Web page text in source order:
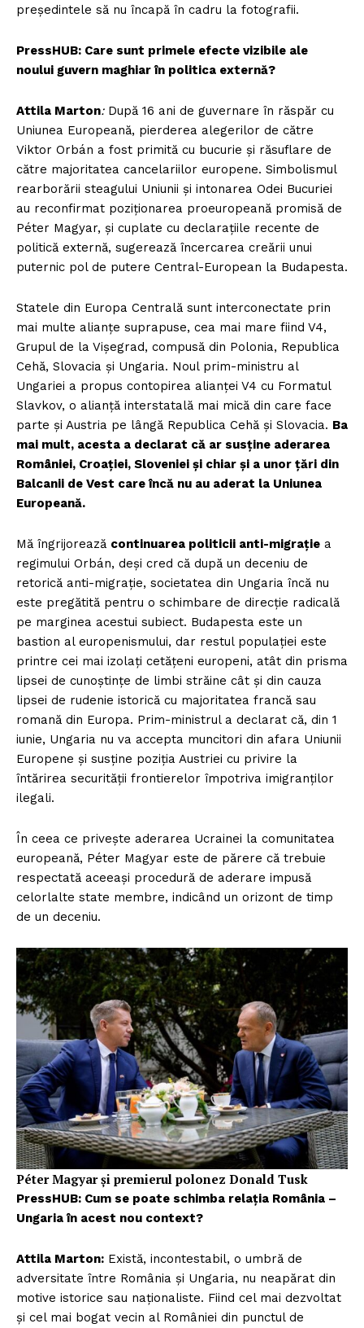
președintele să nu încapă în cadru la fotografii.
PressHUB: Care sunt primele efecte vizibile ale
noului guvern maghiar în politica externă?
Attila Marton:După 16 ani de guvernare în răspăr cu
Uniunea Europeană, pierderea alegerilor de către
Viktor Orbán a fost primită cu bucurie și răsuflare de
către majoritatea cancelariilor europene. Simbolismul
rearborării steagului Uniunii și intonarea Odei Bucuriei
au reconfirmat poziționarea proeuropeană promisă de
Péter Magyar, și cuplate cu declarațiile recente de
politică externă, sugerează încercarea creării unui
puternic pol de putere Central-European la Budapesta.
Statele din Europa Centrală sunt interconectate prin
mai multe alianțe suprapuse, cea mai mare fiind V4,
Grupul de la Vișegrad, compusă din Polonia, Republica
Cehă, Slovacia și Ungaria. Noul prim-ministru al
Ungariei a propus contopirea alianței V4 cu Formatul
Slavkov, o alianță interstatală mai mică din care face
parte și Austria pe lângă Republica Cehă și Slovacia. Ba
mai mult, acesta a declarat că ar susține aderarea
României, Croației, Sloveniei și chiar și a unor țări din
Balcanii de Vest care încă nu au aderat la Uniunea
Europeană.
Mă îngrijorează continuarea politicii anti-migrație a
regimului Orbán, deși cred că după un deceniu de
retorică anti-migrație, societatea din Ungaria încă nu
este pregătită pentru o schimbare de direcție radicală
pe marginea acestui subiect. Budapesta este un
bastion al europenismului, dar restul populației este
printre cei mai izolați cetățeni europeni, atât din prisma
lipsei de cunoștințe de limbi străine cât și din cauza
lipsei de rudenie istorică cu majoritatea francă sau
romană din Europa. Prim-ministrul a declarat că, din 1
iunie, Ungaria nu va accepta muncitori din afara Uniunii
Europene și susține poziția Austriei cu privire la
întărirea securității frontierelor împotriva imigranților
ilegali.
În ceea ce privește aderarea Ucrainei la comunitatea
europeană, Péter Magyar este de părere că trebuie
respectată aceeași procedură de aderare impusă
celorlalte state membre, indicând un orizont de timp
de un deceniu.
Péter Magyar și premierul polonez Donald Tusk
PressHUB: Cum se poate schimba relația România –
Ungaria în acest nou context?
Attila Marton: Există, incontestabil, o umbră de
adversitate între România și Ungaria, nu neapărat din
motive istorice sau naționaliste. Fiind cel mai dezvoltat
și cel mai bogat vecin al României din punctul de